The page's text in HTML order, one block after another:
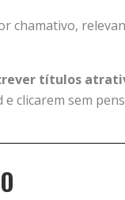
chamativo,
títulos
clicarem sem